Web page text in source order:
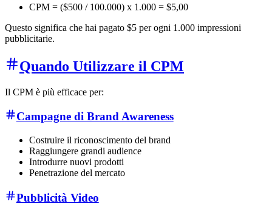
CPM = ($500 / 100.000) x 1.000 = $5,00
Questo significa che hai pagato $5 per ogni 1.000 impressioni
pubblicitarie.
Quando Utilizzare il CPM
Il CPM è più efficace per:
Campagne di Brand Awareness
Costruire il riconoscimento del brand
Raggiungere grandi audience
Introdurre nuovi prodotti
Penetrazione del mercato
Pubblicità Video